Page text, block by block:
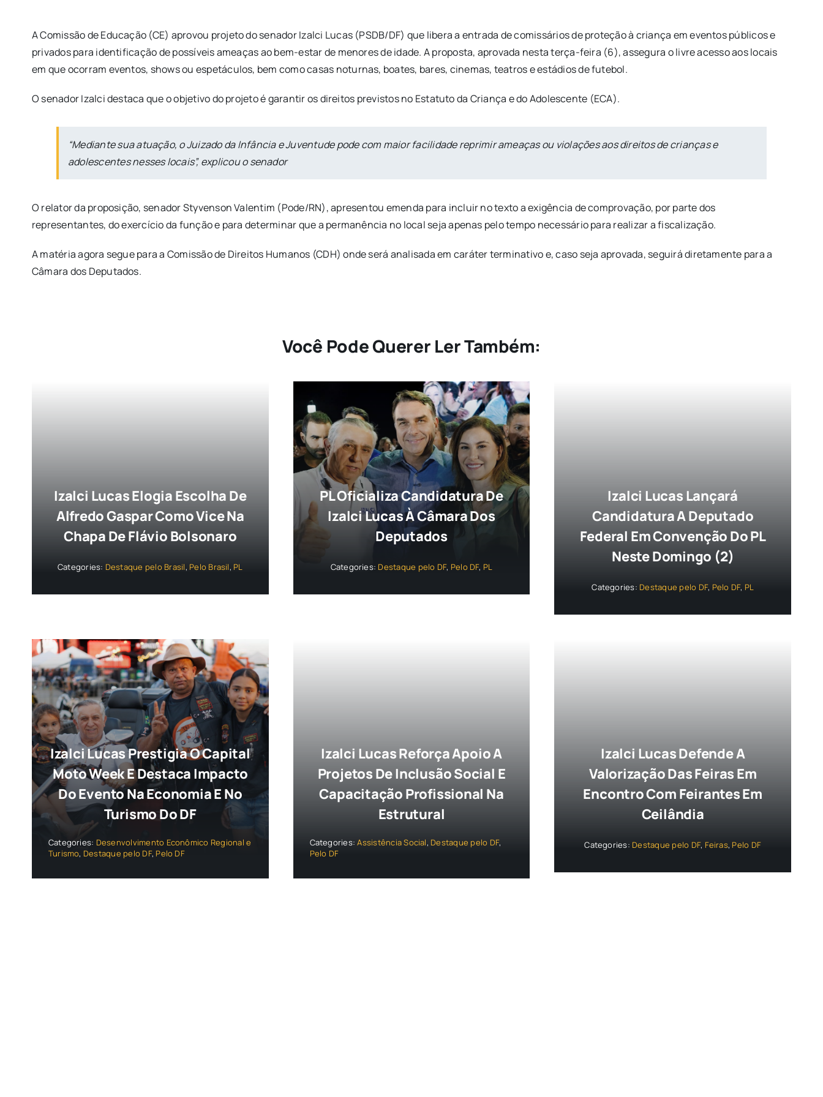
A Comissão de Educação (CE) aprovou projeto do senador Izalci Lucas (PSDB/DF) que libera a entrada de comissários de proteção à criança em eventos públicos e
privados para identificação de possíveis ameaças ao bem-estar de menores de idade. A proposta, aprovada nesta terça-feira (6), assegura o livre acesso aos locais
em que ocorram eventos, shows ou espetáculos, bem como casas noturnas, boates, bares, cinemas, teatros e estádios de futebol.
O senador Izalci destaca que o objetivo do projeto é garantir os direitos previstos no Estatuto da Criança e do Adolescente (ECA).
“Mediante sua atuação, o Juizado da Infância e Juventude pode com maior facilidade reprimir ameaças ou violações aos direitos de crianças e
adolescentes nesses locais”, explicou o senador
O relator da proposição, senador Styvenson Valentim (Pode/RN), apresentou emenda para incluir no texto a exigência de comprovação, por parte dos
representantes, do exercício da função e para determinar que a permanência no local seja apenas pelo tempo necessário para realizar a fiscalização.
A matéria agora segue para a Comissão de Direitos Humanos (CDH) onde será analisada em caráter terminativo e, caso seja aprovada, seguirá diretamente para a
Câmara dos Deputados.
Você Pode Querer Ler Também:
Izalci Lucas Elogia Escolha De
Alfredo Gaspar Como Vice Na
Chapa De Flávio Bolsonaro
Categories: Destaque pelo Brasil, Pelo Brasil, PL
PL Oficializa Candidatura De
Izalci Lucas À Câmara Dos
Deputados
Categories: Destaque pelo DF, Pelo DF, PL
Izalci Lucas Lançará
Candidatura A Deputado
Federal Em Convenção Do PL
Neste Domingo (2)
Categories: Destaque pelo DF, Pelo DF, PL
Izalci Lucas Prestigia O Capital
Moto Week E Destaca Impacto
Do Evento Na Economia E No
Turismo Do DF
Categories: Desenvolvimento Econômico Regional e
Turismo, Destaque pelo DF, Pelo DF
Izalci Lucas Reforça Apoio A
Projetos De Inclusão Social E
Capacitação Profissional Na
Estrutural
Categories:Assistência Social, Destaque pelo DF,
Pelo DF
Izalci Lucas Defende A
Valorização Das Feiras Em
Encontro Com Feirantes Em
Ceilândia
Categories: Destaque pelo DF, Feiras, Pelo DF